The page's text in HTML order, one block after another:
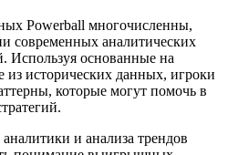
Powerball многочисленны,
современных аналитических
Используя основанные на
исторических данных, игроки
которые могут помочь в
и анализа трендов